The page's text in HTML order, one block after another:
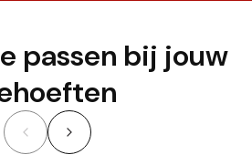
passen bij jouw